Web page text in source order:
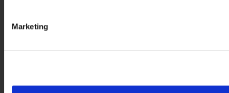
Marketing